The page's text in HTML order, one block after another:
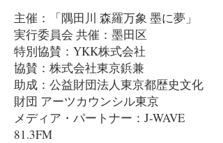
主催：「隅田川 森羅万象 墨に夢」
実行委員会 共催：墨田区 ​
特別協賛：YKK株式会社
協賛：株式会社東京鋲兼
助成：公益財団法人東京都歴史文化
財団 アーツカウンシル東京
メディア・パートナー：J-WAVE
81.3FM